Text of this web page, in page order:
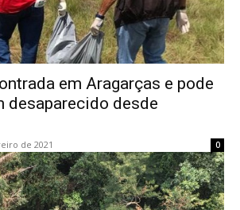
em Aragarças e pode
desaparecido desde
de 2021 0